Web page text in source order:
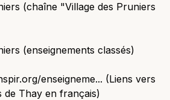
(chaîne "Village des Pruniers
(enseignements classés)
enseigneme... (Liens vers
de Thay en français)